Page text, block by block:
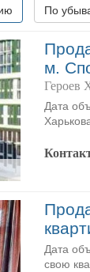
По
м.
Героев
Дата
Дата
свою